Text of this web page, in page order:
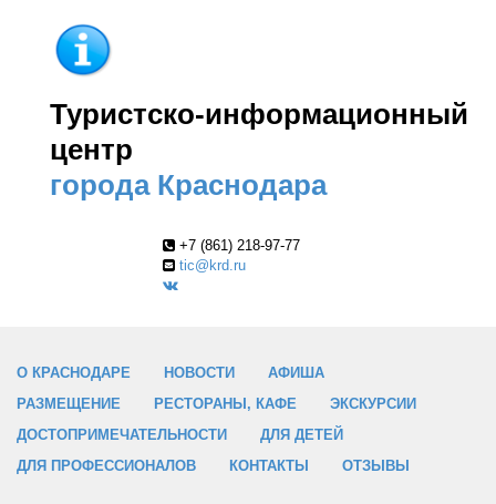
Туристско-информационный
центр
города Краснодара
+7 (861) 218-97-77
tic@krd.ru
О КРАСНОДАРЕ НОВОСТИ
АФИША
РАЗМЕЩЕНИЕ
РЕСТОРАНЫ, КАФЕ
ЭКСКУРСИИ
ДОСТОПРИМЕЧАТЕЛЬНОСТИ
ДЛЯ ДЕТЕЙ
ДЛЯ ПРОФЕССИОНАЛОВ
КОНТАКТЫ ОТЗЫВЫ